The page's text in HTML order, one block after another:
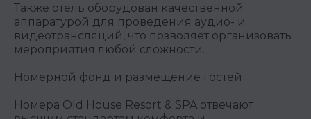
Также отель оборудован качественной
аппаратурой для проведения аудио- и
видеотрансляций, что позволяет организовать
мероприятия любой сложности.
Номерной фонд и размещение гостей
Номера Old House Resort & SPA отвечают